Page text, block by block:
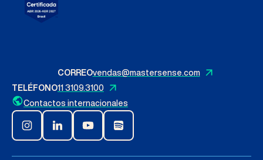
Buscar
CORREOvendas@mastersense.com
TELÉFONO11 3109.3100
Contactos internacionales